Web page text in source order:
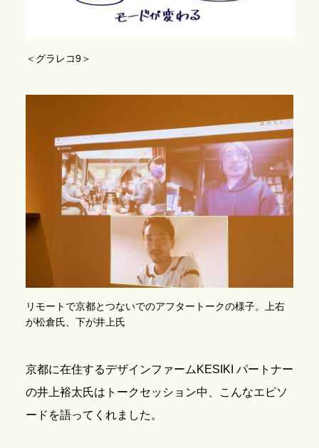
＜グラレコ9＞
リモートで京都とつないでのアフタートークの様子。上右
が松倉氏、下が井上氏
京都に在住するデザインファームKESIKI パートナー
の井上裕太氏はトークセッション中、こんなエピソ
ードを語ってくれました。